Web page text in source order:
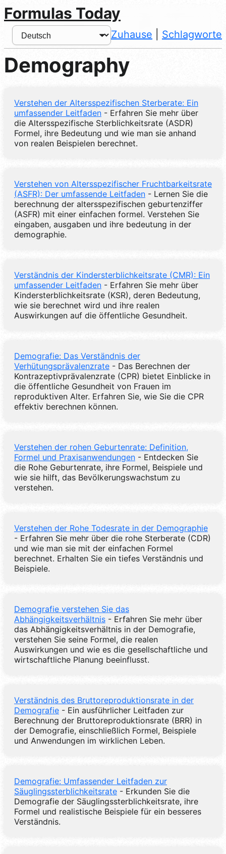
Formulas Today
Zuhause Schlagworte
Demography
Verstehen der Altersspezifischen Sterberate: Ein
umfassender Leitfaden - Erfahren Sie mehr über
die Altersspezifische Sterblichkeitsrate (ASDR)
Formel, ihre Bedeutung und wie man sie anhand
von realen Beispielen berechnet.
Verstehen von Altersspezifischer Fruchtbarkeitsrate
(ASFR): Der umfassende Leitfaden - Lernen Sie die
berechnung der altersspezifischen geburtenziffer
(ASFR) mit einer einfachen formel. Verstehen Sie
eingaben, ausgaben und ihre bedeutung in der
demographie.
Verständnis der Kindersterblichkeitsrate (CMR): Ein
umfassender Leitfaden - Erfahren Sie mehr über
Kindersterblichkeitsrate (KSR), deren Bedeutung,
wie sie berechnet wird und ihre realen
Auswirkungen auf die öffentliche Gesundheit.
Demografie: Das Verständnis der
Verhütungsprävalenzrate - Das Berechnen der
Kontrazeptivprävalenzrate (CPR) bietet Einblicke in
die öffentliche Gesundheit von Frauen im
reproduktiven Alter. Erfahren Sie, wie Sie die CPR
effektiv berechnen können.
Verstehen der rohen Geburtenrate: Definition,
Formel und Praxisanwendungen - Entdecken Sie
die Rohe Geburtenrate, ihre Formel, Beispiele und
wie sie hilft, das Bevölkerungswachstum zu
verstehen.
Verstehen der Rohe Todesrate in der Demographie
- Erfahren Sie mehr über die rohe Sterberate (CDR)
und wie man sie mit der einfachen Formel
berechnet. Erhalten Sie ein tiefes Verständnis und
Beispiele.
Demografie verstehen Sie das
Abhängigkeitsverhältnis - Erfahren Sie mehr über
das Abhängigkeitsverhältnis in der Demografie,
verstehen Sie seine Formel, die realen
Auswirkungen und wie es die gesellschaftliche und
wirtschaftliche Planung beeinflusst.
Verständnis des Bruttoreproduktionsrate in der
Demografie - Ein ausführlicher Leitfaden zur
Berechnung der Bruttoreproduktionsrate (BRR) in
der Demografie, einschließlich Formel, Beispiele
und Anwendungen im wirklichen Leben.
Demografie: Umfassender Leitfaden zur
Säuglingssterblichkeitsrate - Erkunden Sie die
Demografie der Säuglingssterblichkeitsrate, ihre
Formel und realistische Beispiele für ein besseres
Verständnis.